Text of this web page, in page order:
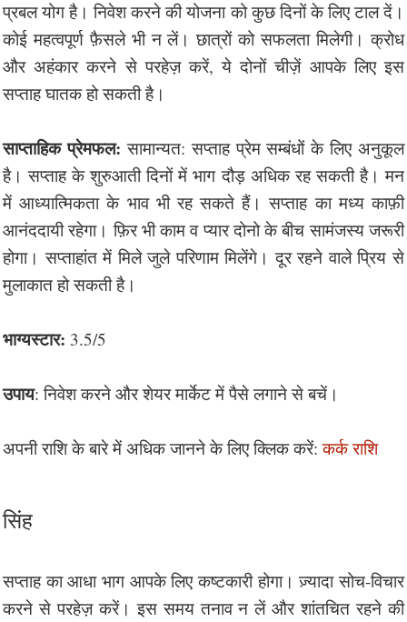
प्रबल योग है। निवेश करने की योजना को कुछ दिनों के लिए टाल दें।
कोई महत्वपूर्ण फ़ैसले भी न लें। छात्रों को सफलता मिलेगी। क्रोध
और अहंकार करने से परहेज़ करें, ये दोनों चीज़ें आपके लिए इस
सप्ताह घातक हो सकती है।
साप्ताहिक प्रेमफल: सामान्यत: सप्ताह प्रेम सम्बंधों के लिए अनुकूल
है। सप्ताह के शुरुआती दिनों में भाग दौड़ अधिक रह सकती है। मन
में आध्यात्मिकता के भाव भी रह सकते हैं। सप्ताह का मध्य काफ़ी
आनंददायी रहेगा। फ़िर भी काम व प्यार दोनो के बीच सामंजस्य जरूरी
होगा। सप्ताहांत में मिले जुले परिणाम मिलेंगे। दूर रहने वाले प्रिय से
मुलाकात हो सकती है।
भाग्यस्टार: 3.5/5
उपाय: निवेश करने और शेयर मार्केट में पैसे लगाने से बचें।
अपनी राशि के बारे में अधिक जानने के लिए क्लिक करें:कर्क राशि
सिंह
सप्ताह का आधा भाग आपके लिए कष्टकारी होगा। ज़्यादा सोच-विचार
करने से परहेज़ करें। इस समय तनाव न लें और शांतचित रहने की